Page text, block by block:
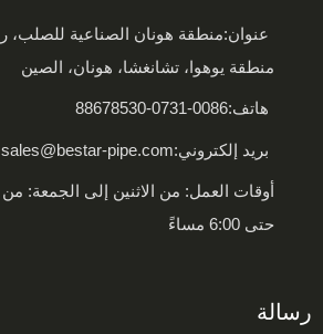
عنوان:
منطقة يوهوا، تشانغشا، هونان، الصين
هاتف:0086-0731-88678530
بريد إلكتروني:sales@bestar-pipe.com
حتى 6:00 مساءً
رسالة